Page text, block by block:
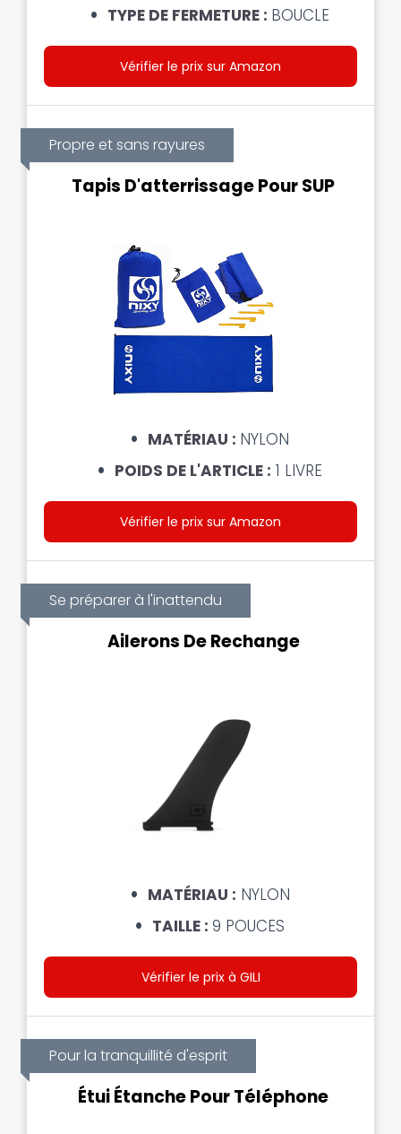
TYPE DE FERMETURE : BOUCLE
Vérifier le prix sur Amazon
Propre et sans rayures
Tapis D'atterrissage Pour SUP
MATÉRIAU : NYLON
POIDS DE L'ARTICLE : 1 LIVRE
Vérifier le prix sur Amazon
Se préparer à l'inattendu
Ailerons De Rechange
MATÉRIAU : NYLON
TAILLE : 9 POUCES
Vérifier le prix à GILI
Pour la tranquillité d'esprit
Étui Étanche Pour Téléphone